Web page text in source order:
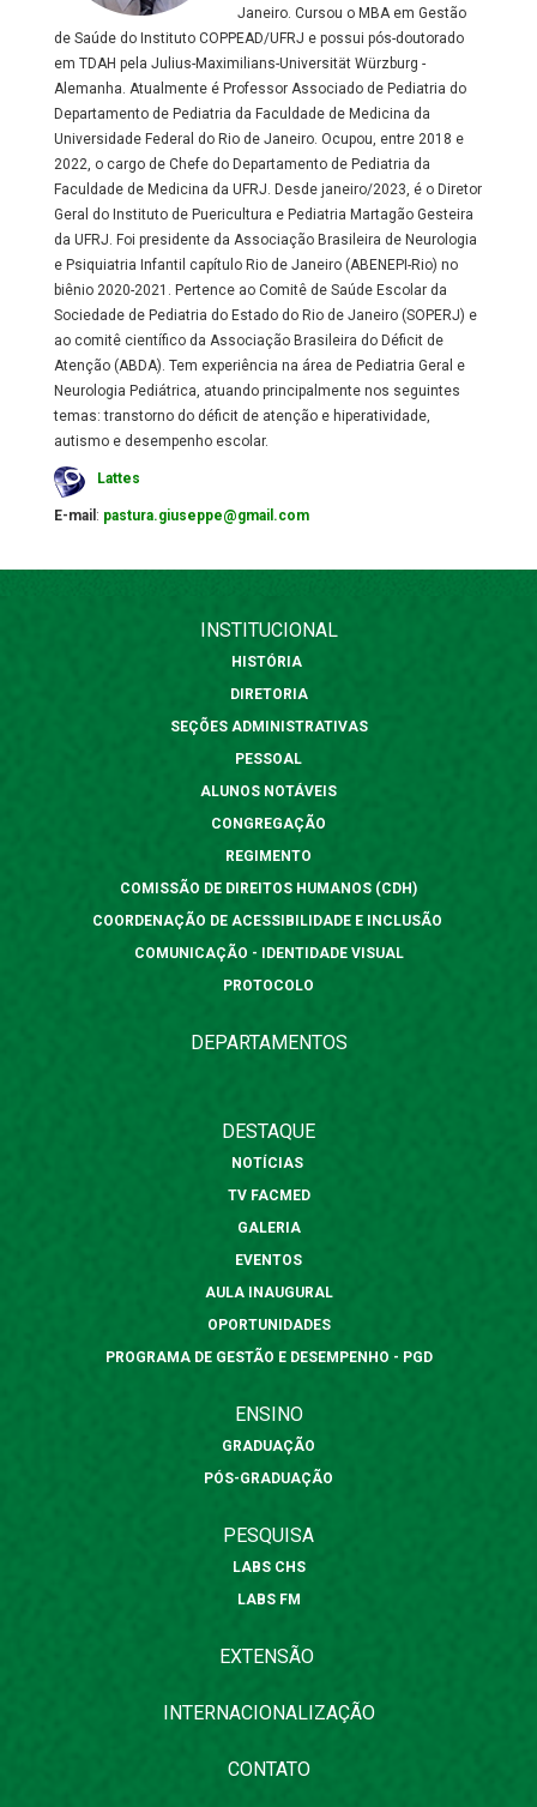
Janeiro. Cursou o MBA em Gestão
de Saúde do Instituto COPPEAD/UFRJ e possui pós-doutorado
em TDAH pela Julius-Maximilians-Universität Würzburg -
Alemanha. Atualmente é Professor Associado de Pediatria do
Departamento de Pediatria da Faculdade de Medicina da
Universidade Federal do Rio de Janeiro. Ocupou, entre 2018 e
2022, o cargo de Chefe do Departamento de Pediatria da
Faculdade de Medicina da UFRJ. Desde janeiro/2023, é o Diretor
Geral do Instituto de Puericultura e Pediatria Martagão Gesteira
da UFRJ. Foi presidente da Associação Brasileira de Neurologia
e Psiquiatria Infantil capítulo Rio de Janeiro (ABENEPI-Rio) no
biênio 2020-2021. Pertence ao Comitê de Saúde Escolar da
Sociedade de Pediatria do Estado do Rio de Janeiro (SOPERJ) e
ao comitê científico da Associação Brasileira do Déficit de
Atenção (ABDA). Tem experiência na área de Pediatria Geral e
Neurologia Pediátrica, atuando principalmente nos seguintes
temas: transtorno do déficit de atenção e hiperatividade,
autismo e desempenho escolar.
Lattes
E-mail : pastura.giuseppe@gmail.com
INSTITUCIONAL
HISTÓRIA
DIRETORIA
SEÇÕES ADMINISTRATIVAS
PESSOAL
ALUNOS NOTÁVEIS
CONGREGAÇÃO
REGIMENTO
COMISSÃO DE DIREITOS HUMANOS (CDH)
COORDENAÇÃO DE ACESSIBILIDADE E INCLUSÃO
COMUNICAÇÃO - IDENTIDADE VISUAL
PROTOCOLO
DEPARTAMENTOS
DESTAQUE
NOTÍCIAS
TV FACMED
GALERIA
EVENTOS
AULA INAUGURAL
OPORTUNIDADES
PROGRAMA DE GESTÃO E DESEMPENHO - PGD
ENSINO
GRADUAÇÃO
PÓS-GRADUAÇÃO
PESQUISA
LABS CHS
LABS FM
EXTENSÃO
INTERNACIONALIZAÇÃO
CONTATO